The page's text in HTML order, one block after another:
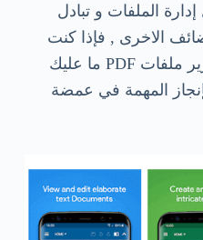
الملفات و تبادل
الاخرى , فإذا كنت
تحتاج إلى أدات سريعة لتحرير ملفات PDF ما عليك
المهمة في عمضة